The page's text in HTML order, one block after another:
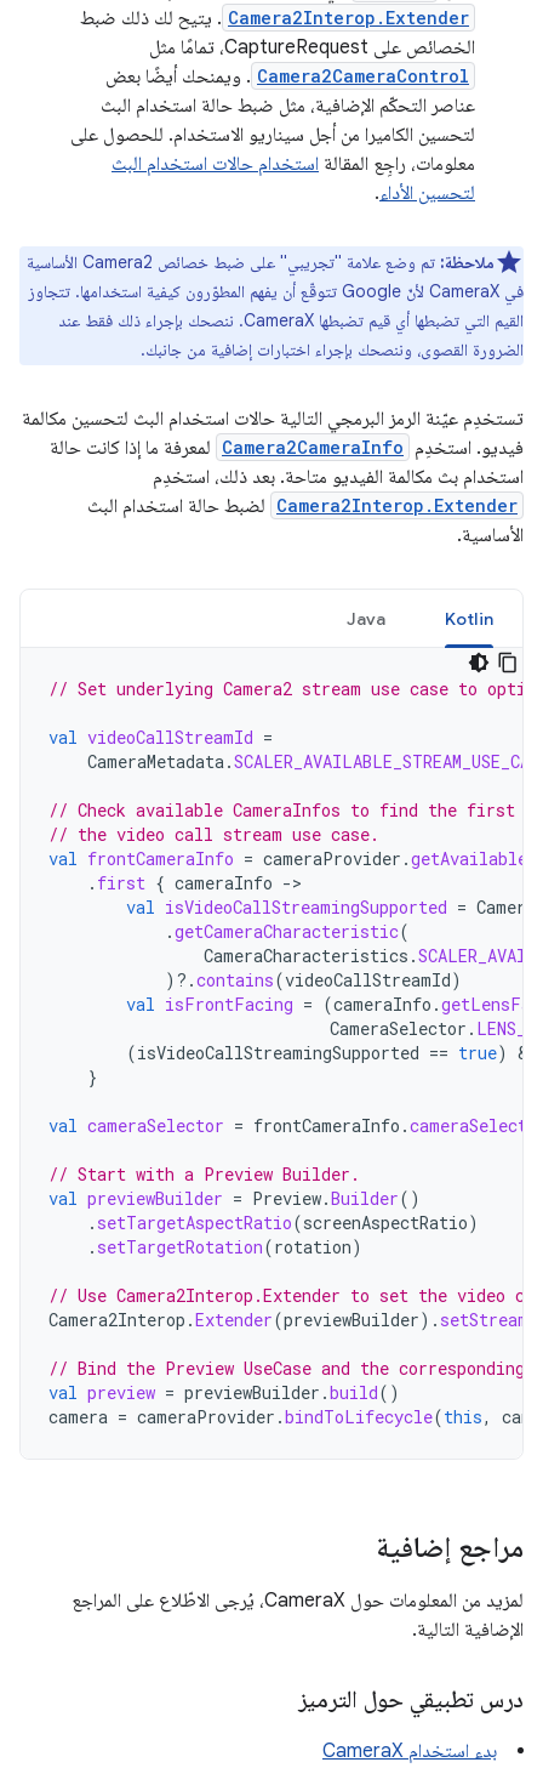
Camera2Interop.Extender . يتيح لك ذلك ضبط
الخصائص على CaptureRequest، تمامًا مثل
Camera2CameraControl . ويمنحك أيضًا بعض
عناصر التحكّم الإضافية، مثل ضبط حالة استخدام البث
لتحسين الكاميرا من أجل سيناريو الاستخدام. للحصول على
معلومات، راجِع المقالة استخدام حالات استخدام البث
لتحسين الأداء.
ملاحظة:
تم وضع علامة "تجريبي" على ضبط خصائص Camera2 الأساسية
في CameraX لأنّ Google تتوقّع أن يفهم المطوّرون كيفية استخدامها. تتجاوز
القيم التي تضبطها أي قيم تضبطها CameraX. ننصحك بإجراء ذلك فقط عند
الضرورة القصوى، وننصحك بإجراء اختبارات إضافية من جانبك.
تستخدِم عيّنة الرمز البرمجي التالية حالات استخدام البث لتحسين مكالمة
فيديو. استخدِم Camera2CameraInfo لمعرفة ما إذا كانت حالة
استخدام بث مكالمة الفيديو متاحة. بعد ذلك، استخدِم
Camera2Interop.Extender لضبط حالة استخدام البث
الأساسية.
Kotlin
Java
// Set underlying Camera2 stream use case to
val videoCallStreamId =
CameraMetadata.
// Check available CameraInfos to find the first
// the video call stream use case.
val frontCameraInfo = cameraProvider .
. first { cameraInfo ->
val isVideoCallStreamingSupported =
.getCameraCharacteristic(
CameraCharacteristics .
) ?.contains(videoCallStreamId)
val isFrontFacing = (cameraInfo .
CameraSelector .
(isVideoCallStreamingSupported == true) &&
}
val cameraSelector = frontCameraInfo .
// Start with a Preview Builder.
val previewBuilder = Preview.Builder()
. setTargetAspectRatio(screenAspectRatio)
. setTargetRotation(rotation)
// Use Camera2Interop.Extender to set the video
Camera2Interop .Extender(previewBuilder).
// Bind the Preview UseCase and the corresponding
val preview = previewBuilder .build()
camera = cameraProvider .bindToLifecycle(this,
مراجع إضافية
لمزيد من المعلومات حول CameraX، يُرجى الاطّلاع على المراجع
الإضافية التالية.
درس تطبيقي حول الترميز
بدء استخدام CameraX